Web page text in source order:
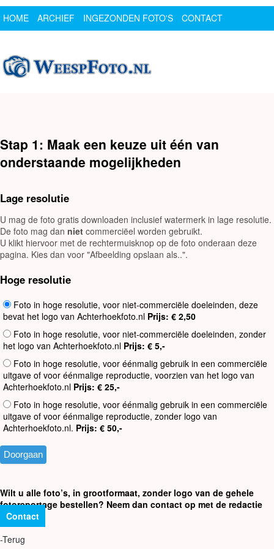
HOME ARCHIEF INGEZONDEN FOTO'S
CONTACT
Stap 1: Maak een keuze uit één van
onderstaande mogelijkheden
Lage resolutie
U mag de foto gratis downloaden inclusief watermerk in lage resolutie.
De foto mag dan niet commerciëel worden gebruikt.
U klikt hiervoor met de rechtermuisknop op de foto onderaan deze
pagina. Kies dan voor "Afbeelding opslaan als..".
Hoge resolutie
Foto in hoge resolutie, voor niet-commerciële doeleinden, deze
bevat het logo van Achterhoekfoto.nl Prijs: € 2,50
Foto in hoge resolutie, voor niet-commerciële doeleinden, zonder
het logo van Achterhoekfoto.nl Prijs: € 5,-
Foto in hoge resolutie, voor éénmalig gebruik in een commerciële
uitgave of voor éénmalige reproductie, voorzien van het logo van
Achterhoekfoto.nl Prijs: € 25,-
Foto in hoge resolutie, voor éénmalig gebruik in een commerciële
uitgave of voor éénmalige reproductie, zonder logo van
Achterhoekfoto.nl. Prijs: € 50,-
Wilt u alle foto’s, in grootformaat, zonder logo van de gehele
fotoreportage bestellen? Neem dan contact op met de redactie
Contact
-Terug